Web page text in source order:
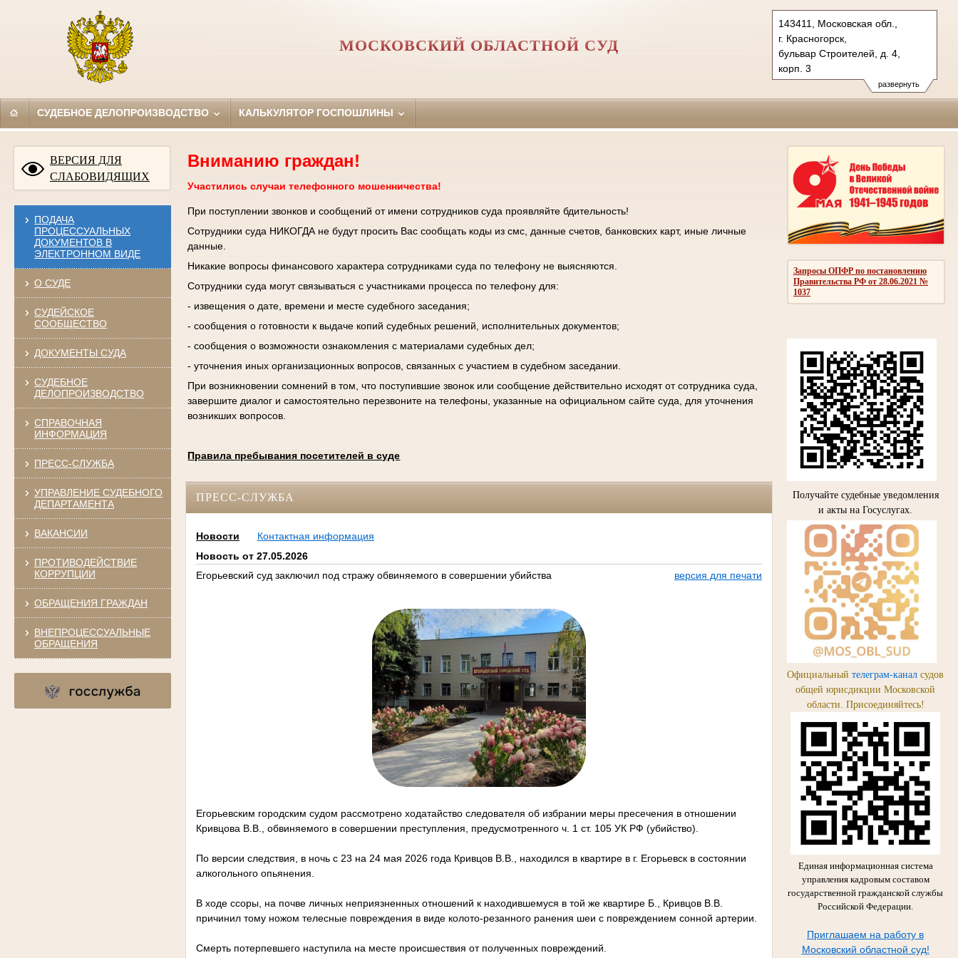
развернуть
143411, Московская обл.,
г. Красногорск,
бульвар Строителей, д. 4,
корп. 3
Тел.: +7 (498) 692 60 00
post.50os0000@sudrf.ru
МОСКОВСКИЙ ОБЛАСТНОЙ СУД
СУДЕБНОЕ ДЕЛОПРОИЗВОДСТВО КАЛЬКУЛЯТОР ГОСПОШЛИНЫ
ВЕРСИЯ ДЛЯ
СЛАБОВИДЯЩИХ
ПОДАЧА
ПРОЦЕССУАЛЬНЫХ
ДОКУМЕНТОВ В
ЭЛЕКТРОННОМ ВИДЕ
О СУДЕ
СУДЕЙСКОЕ
СООБЩЕСТВО
ДОКУМЕНТЫ СУДА
СУДЕБНОЕ
ДЕЛОПРОИЗВОДСТВО
СПРАВОЧНАЯ
ИНФОРМАЦИЯ
ПРЕСС-СЛУЖБА
УПРАВЛЕНИЕ СУДЕБНОГО
ДЕПАРТАМЕНТА
ВАКАНСИИ
ПРОТИВОДЕЙСТВИЕ
КОРРУПЦИИ
ОБРАЩЕНИЯ ГРАЖДАН
ВНЕПРОЦЕССУАЛЬНЫЕ
ОБРАЩЕНИЯ
Запросы ОПФР по постановлению
Правительства РФ от 28.06.2021 №
1037
Получайте судебные уведомления
и акты на Госуслугах.
Официальный телеграм-канал судов
общей юрисдикции Московской
области. Присоединяйтесь!
Единая информационная система
управления кадровым составом
государственной гражданской службы
Российской Федерации.
Приглашаем на работу в
Московский областной суд!
Вниманию граждан!
Участились случаи телефонного мошенничества!
При поступлении звонков и сообщений от имени сотрудников суда проявляйте бдительность!
Сотрудники суда НИКОГДА не будут просить Вас сообщать коды из смс, данные счетов, банковских карт, иные личные
данные.
Никакие вопросы финансового характера сотрудниками суда по телефону не выясняются.
Сотрудники суда могут связываться с участниками процесса по телефону для:
- извещения о дате, времени и месте судебного заседания;
- сообщения о готовности к выдаче копий судебных решений, исполнительных документов;
- сообщения о возможности ознакомления с материалами судебных дел;
- уточнения иных организационных вопросов, связанных с участием в судебном заседании.
При возникновении сомнений в том, что поступившие звонок или сообщение действительно исходят от сотрудника суда,
завершите диалог и самостоятельно перезвоните на телефоны, указанные на официальном сайте суда, для уточнения
возникших вопросов.
Правила пребывания посетителей в суде
ПРЕСС-СЛУЖБА
Новости
Контактная информация
Новость от 27.05.2026
Егорьевский суд заключил под стражу обвиняемого в совершении убийства
версия для печати
Егорьевским городским судом рассмотрено ходатайство следователя об избрании меры пресечения в отношении
Кривцова В.В., обвиняемого в совершении преступления, предусмотренного ч. 1 ст. 105 УК РФ (убийство).
По версии следствия, в ночь с 23 на 24 мая 2026 года Кривцов В.В., находился в квартире в г. Егорьевск в состоянии
алкогольного опьянения.
В ходе ссоры, на почве личных неприязненных отношений к находившемуся в той же квартире Б., Кривцов В.В.
причинил тому ножом телесные повреждения в виде колото-резанного ранения шеи с повреждением сонной артерии.
Смерть потерпевшего наступила на месте происшествия от полученных повреждений.